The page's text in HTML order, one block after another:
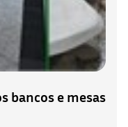
bancos e mesas